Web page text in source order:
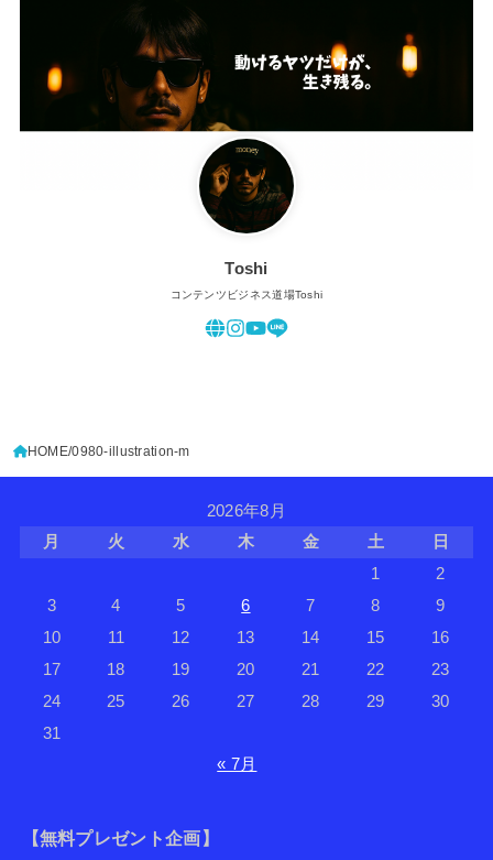
Toshi
コンテンツビジネス道場Toshi
HOME 0980-illustration-m
2026年8月
月
火 水 木 金 土
日
1
2
3
4 5 6 7 8
9
10
11 12 13 14 15
16
17
18 19 20 21 22
23
24
25 26 27 28 29
30
31
« 7月
【無料プレゼント企画】